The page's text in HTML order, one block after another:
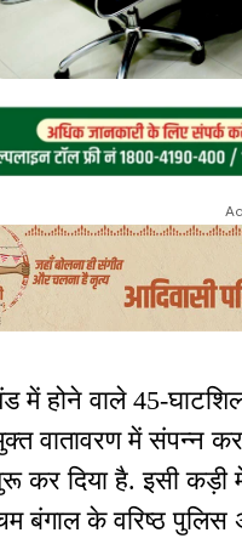
में होने वाले 45-
वातावरण में संपन्न
कर दिया है. इसी कड़ी
बंगाल के वरिष्ठ पुलिस